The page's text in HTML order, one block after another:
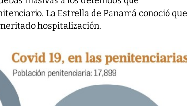
La Estrella de Panamá conoció que
hospitalización.